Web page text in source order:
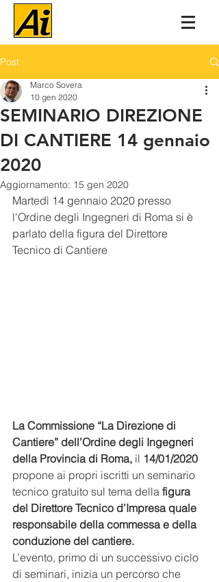
Post
SEMINARIO DIREZIONE
DI CANTIERE 14 gennaio
2020
Marco Sovera
10 gen 2020
Aggiornamento: 15 gen 2020
Martedì 14 gennaio 2020 presso
l'Ordine degli Ingegneri di Roma si è
parlato della figura del Direttore
Tecnico di Cantiere
La Commissione “La Direzione di
Cantiere” dell’Ordine degli Ingegneri
della Provincia di Roma, il 14/01/2020
propone ai propri iscritti un seminario
tecnico gratuito sul tema della figura
del Direttore Tecnico d’Impresa quale
responsabile della commessa e della
conduzione del cantiere.
L’evento, primo di un successivo ciclo
di seminari, inizia un percorso che